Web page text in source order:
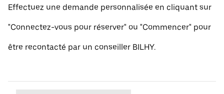
Effectuez une demande personnalisée en cliquant sur
"Connectez-vous pour réserver" ou "Commencer" pour
être recontacté par un conseiller BILHY.